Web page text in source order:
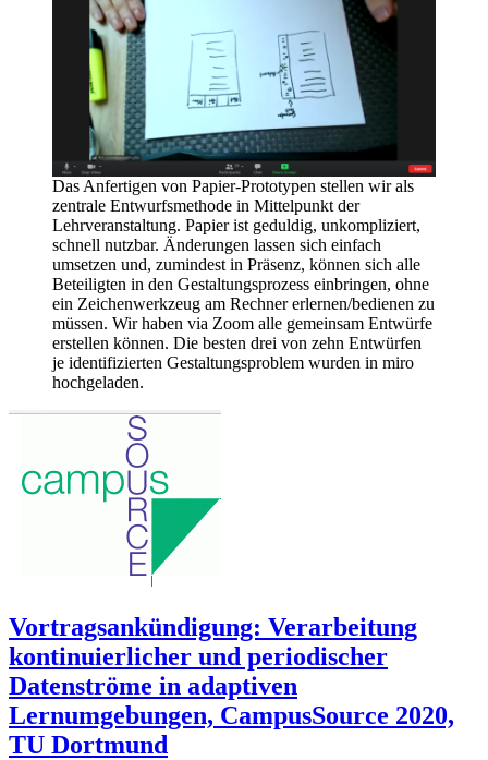
Das Anfertigen von Papier-Prototypen stellen wir als
zentrale Entwurfsmethode in Mittelpunkt der
Lehrveranstaltung. Papier ist geduldig, unkompliziert,
schnell nutzbar. Änderungen lassen sich einfach
umsetzen und, zumindest in Präsenz, können sich alle
Beteiligten in den Gestaltungsprozess einbringen, ohne
ein Zeichenwerkzeug am Rechner erlernen/bedienen zu
müssen. Wir haben via Zoom alle gemeinsam Entwürfe
erstellen können. Die besten drei von zehn Entwürfen
je identifizierten Gestaltungsproblem wurden in miro
hochgeladen.
Vortragsankündigung: Verarbeitung
kontinuierlicher und periodischer
Datenströme in adaptiven
Lernumgebungen, CampusSource 2020,
TU Dortmund